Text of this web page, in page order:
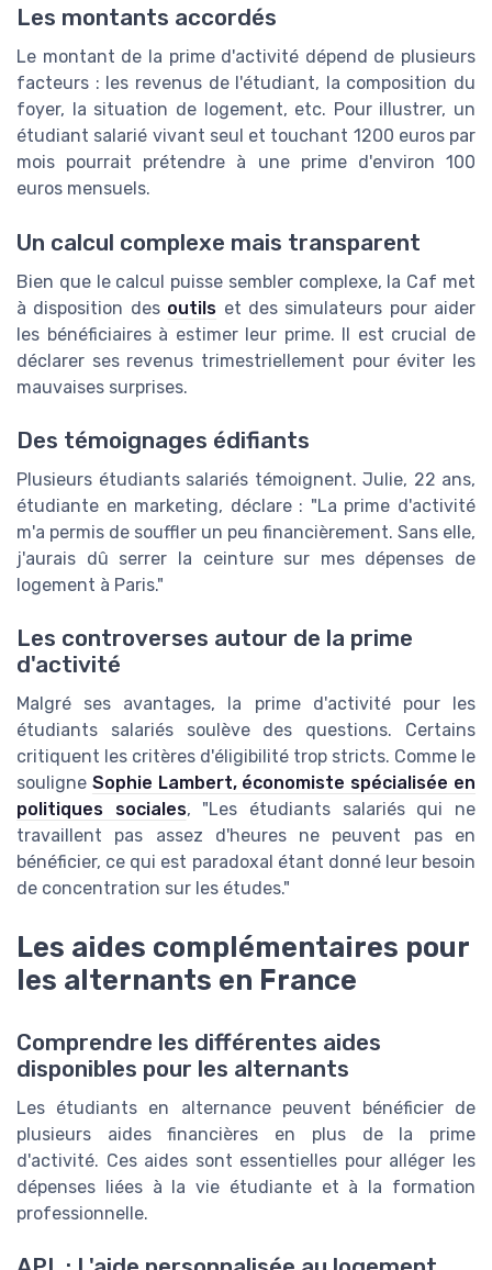
Les montants accordés
Le montant de la prime d'activité dépend de plusieurs
facteurs : les revenus de l'étudiant, la composition du
foyer, la situation de logement, etc. Pour illustrer, un
étudiant salarié vivant seul et touchant 1200 euros par
mois pourrait prétendre à une prime d'environ 100
euros mensuels.
Un calcul complexe mais transparent
Bien que le calcul puisse sembler complexe, la Caf met
à disposition des outils et des simulateurs pour aider
les bénéficiaires à estimer leur prime. Il est crucial de
déclarer ses revenus trimestriellement pour éviter les
mauvaises surprises.
Des témoignages édifiants
Plusieurs étudiants salariés témoignent. Julie, 22 ans,
étudiante en marketing, déclare : "La prime d'activité
m'a permis de souffler un peu financièrement. Sans elle,
j'aurais dû serrer la ceinture sur mes dépenses de
logement à Paris."
Les controverses autour de la prime
d'activité
Malgré ses avantages, la prime d'activité pour les
étudiants salariés soulève des questions. Certains
critiquent les critères d'éligibilité trop stricts. Comme le
souligne Sophie Lambert, économiste spécialisée en
politiques sociales, "Les étudiants salariés qui ne
travaillent pas assez d'heures ne peuvent pas en
bénéficier, ce qui est paradoxal étant donné leur besoin
de concentration sur les études."
Les aides complémentaires pour
les alternants en France
Comprendre les différentes aides
disponibles pour les alternants
Les étudiants en alternance peuvent bénéficier de
plusieurs aides financières en plus de la prime
d'activité. Ces aides sont essentielles pour alléger les
dépenses liées à la vie étudiante et à la formation
professionnelle.